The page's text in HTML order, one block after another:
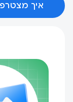
איך